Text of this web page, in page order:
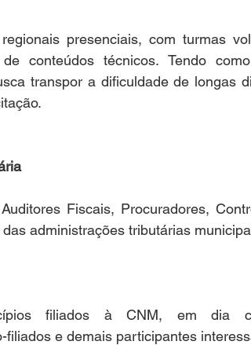
presenciais, com turmas
conteúdos técnicos. Tendo
transpor a dificuldade de longas
Fiscais, Procuradores,
administrações tributárias
filiados à CNM, em dia
e demais participantes